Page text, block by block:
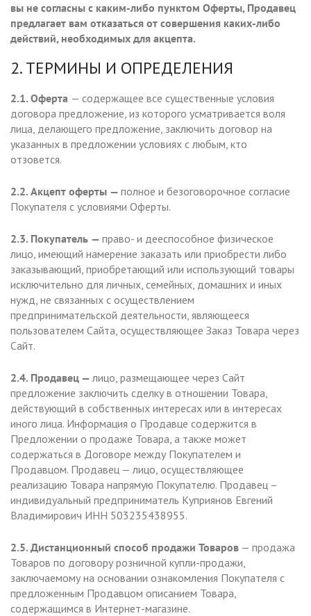
вы не согласны с каким-либо пунктом Оферты, Продавец
предлагает вам отказаться от совершения каких-либо
действий, необходимых для акцепта.
2. ТЕРМИНЫ И ОПРЕДЕЛЕНИЯ
2.1. Оферта — содержащее все существенные условия
договора предложение, из которого усматривается воля
лица, делающего предложение, заключить договор на
указанных в предложении условиях с любым, кто
отзовется.
2.2. Акцепт оферты — полное и безоговорочное согласие
Покупателя с условиями Оферты.
2.3. Покупатель — право- и дееспособное физическое
лицо, имеющий намерение заказать или приобрести либо
заказывающий, приобретающий или использующий товары
исключительно для личных, семейных, домашних и иных
нужд, не связанных с осуществлением
предпринимательской деятельности, являющееся
пользователем Сайта, осуществляющее Заказ Товара через
Сайт.
2.4. Продавец —лицо, размещающее через Сайт
предложение заключить сделку в отношении Товара,
действующий в собственных интересах или в интересах
иного лица. Информация о Продавце содержится в
Предложении о продаже Товара, а также может
содержаться в Договоре между Покупателем и
Продавцом. Продавец — лицо, осуществляющее
реализацию Товара напрямую Покупателю. Продавец –
индивидуальный предприниматель Куприянов Евгений
Владимирович ИНН 503235438955.
2.5. Дистанционный способ продажи Товаров — продажа
Товаров по договору розничной купли-продажи,
заключаемому на основании ознакомления Покупателя с
предложенным Продавцом описанием Товара,
содержащимся в Интернет-магазине.